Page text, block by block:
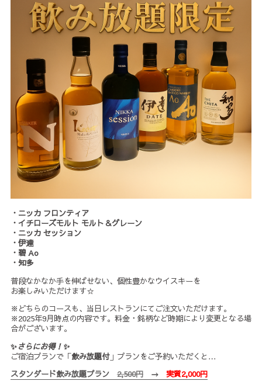
・ニッカ フロンティア
・イチローズモルト モルト＆グレーン
・ニッカ セッション
・伊達
・碧 Ao
・知多
普段なかなか手を伸ばせない、個性豊かなウイスキーを
お楽しみいただけます☆
※どちらのコースも、当日レストランにてご注文いただけます。
※2025年9月時点の内容です。料金・銘柄など時期により変更となる場
合がございます。
✨さらにお得！✨
ご宿泊プランで「飲み放題付」プランをご予約いただくと…
スタンダード飲み放題プラン 2,500円→ 実質2,000円